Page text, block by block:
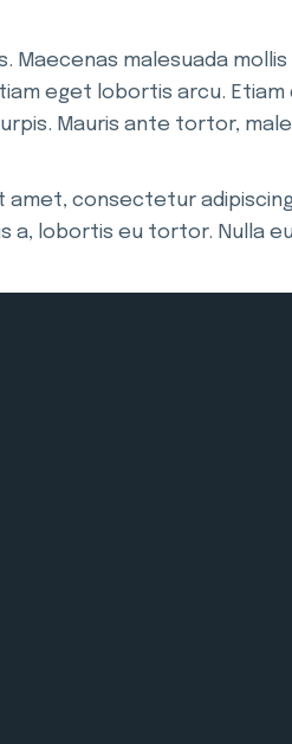
malesuada
eget lobortis arcu. Etiam
Mauris ante tortor,
amet, consectetur
a, lobortis eu tortor. Nulla